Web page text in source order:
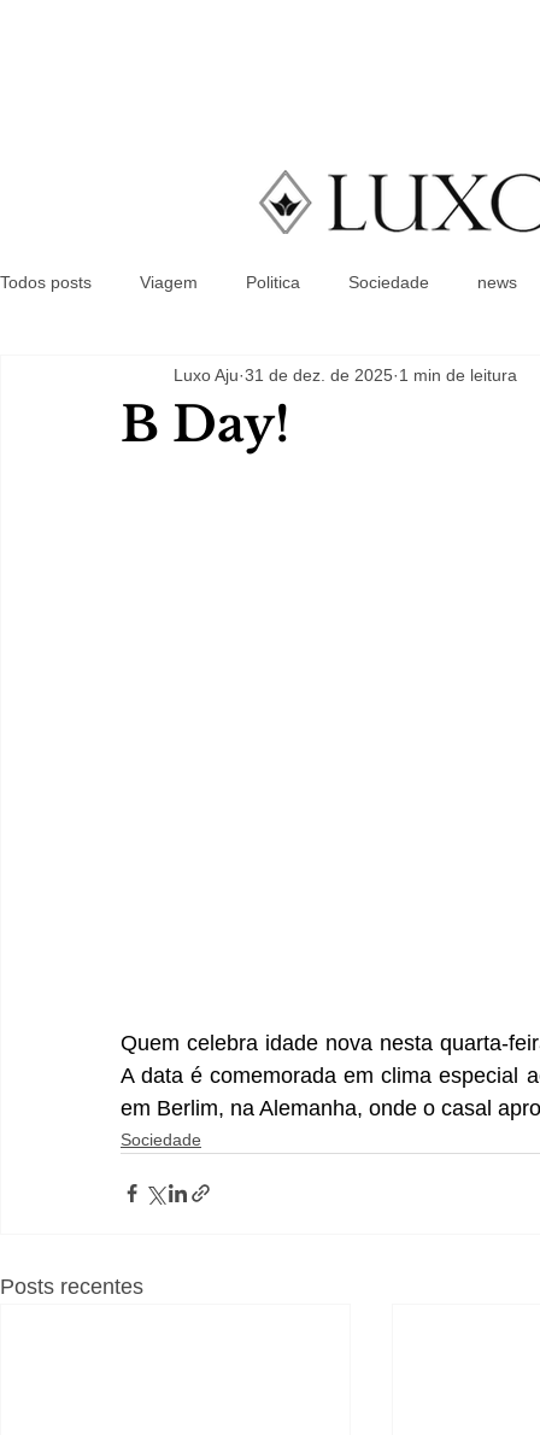
Todos posts Viagem Politica Sociedade news
B Day!
Luxo Aju 31 de dez. de 2025 1 min de leitura
Quem celebra idade nova nesta quarta-
A data é comemorada em clima especial
em Berlim, na Alemanha, onde o casal
Sociedade
Posts recentes